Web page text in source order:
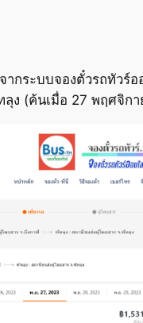
ากระบบจองตั๋วรถทัวร์
ลุง (ค้นเมื่อ 27 พฤศจิก